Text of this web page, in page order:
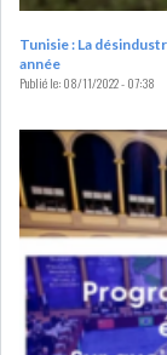
ECONOMIE
ACTUALITÉS
ACTUALITÉS
SOCIÉTÉS
Tunisie : La
année
Publié le:08/11/2022 - 07:38